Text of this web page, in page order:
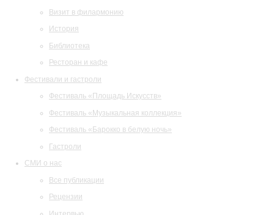
Визит в филармонию
История
Библиотека
Ресторан и кафе
Фестивали и гастроли
Фестиваль «Площадь Искусств»
Фестиваль «Музыкальная коллекция»
Фестиваль «Барокко в белую ночь»
Гастроли
СМИ о нас
Все публикации
Рецензии